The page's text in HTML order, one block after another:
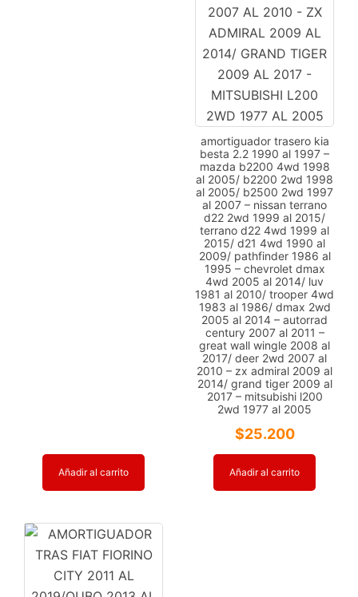
Añadir al carrito
amortiguador trasero kia
besta 2.2 1990 al 1997 –
mazda b2200 4wd 1998
al 2005/ b2200 2wd 1998
al 2005/ b2500 2wd 1997
al 2007 – nissan terrano
d22 2wd 1999 al 2015/
terrano d22 4wd 1999 al
2015/ d21 4wd 1990 al
2009/ pathfinder 1986 al
1995 – chevrolet dmax
4wd 2005 al 2014/ luv
1981 al 2010/ trooper 4wd
1983 al 1986/ dmax 2wd
2005 al 2014 – autorrad
century 2007 al 2011 –
great wall wingle 2008 al
2017/ deer 2wd 2007 al
2010 – zx admiral 2009 al
2014/ grand tiger 2009 al
2017 – mitsubishi l200
2wd 1977 al 2005
$25.200
Añadir al carrito